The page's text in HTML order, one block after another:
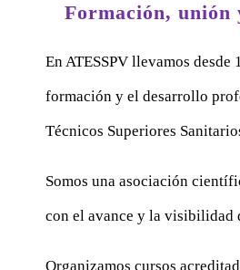
Formación, unión
En ATESSPV llevamos
formación y el desarrollo
Técnicos Superiores
Somos una asociación
con el avance y la visibilidad
Organizamos cursos